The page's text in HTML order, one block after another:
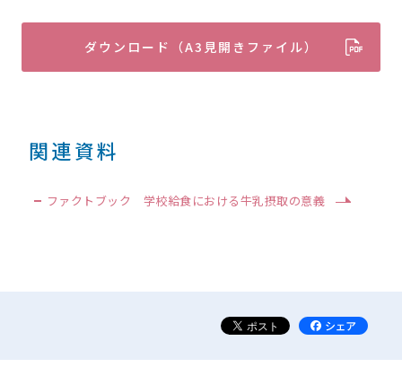
ダウンロード（A3見開きファイル）
関連資料
ファクトブック 学校給食における牛乳摂取の意義